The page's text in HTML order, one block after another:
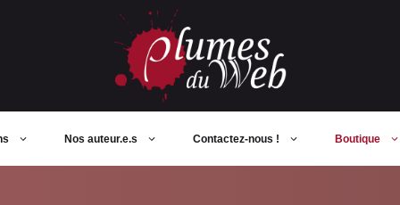
Nos auteur.e.s Contactez-nous ! Boutique